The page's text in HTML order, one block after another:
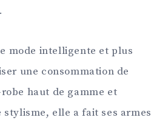
mode intelligente et plus
une consommation de
haut de gamme et
elle a fait ses armes